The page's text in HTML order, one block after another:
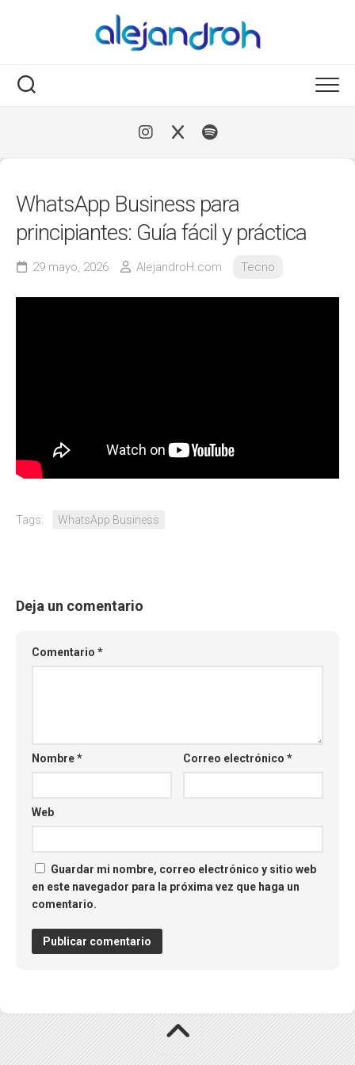
WhatsApp Business para
principiantes: Guía fácil y práctica
29 mayo, 2026 AlejandroH.com Tecno
Tags: WhatsApp Business
Deja un comentario
Comentario *
Nombre* Correo electrónico*
Web
Guardar mi nombre, correo electrónico y sitio web
en este navegador para la próxima vez que haga un
comentario.